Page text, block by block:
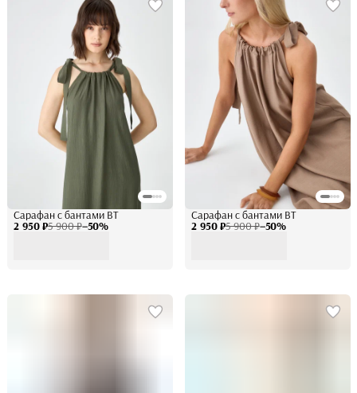
2 950 ₽5 900 ₽−50%
Сарафан с бантами BT
2 950 ₽5 900 ₽−50%
Сарафан с бантами BT